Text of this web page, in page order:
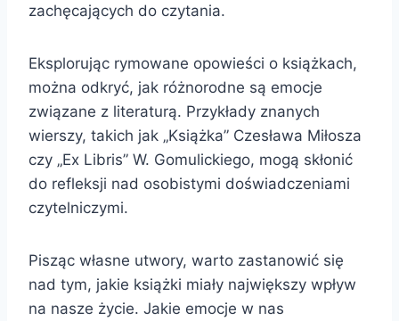
zachęcających do czytania.
Eksplorując rymowane opowieści o książkach,
można odkryć, jak różnorodne są emocje
związane z literaturą. Przykłady znanych
wierszy, takich jak „Książka” Czesława Miłosza
czy „Ex Libris” W. Gomulickiego, mogą skłonić
do refleksji nad osobistymi doświadczeniami
czytelniczymi.
Pisząc własne utwory, warto zastanowić się
nad tym, jakie książki miały największy wpływ
na nasze życie. Jakie emocje w nas